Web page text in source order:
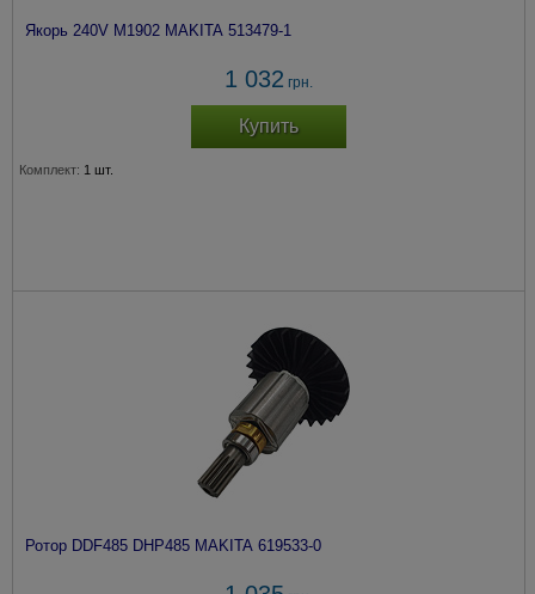
Якорь 240V M1902 MAKITA 513479-1
1 032 грн.
Купить
Комплект: 1 шт.
Ротор DDF485 DHP485 MAKITA 619533-0